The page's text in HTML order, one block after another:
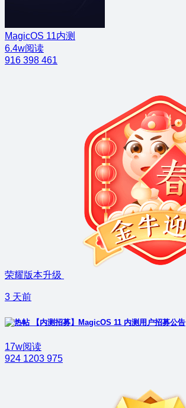
MagicOS 11内测
6.4w阅读
916 398 461
荣耀版本升级
3 天前
【内测招募】MagicOS 11 内测用户招募公告
17w阅读
924 1203 975